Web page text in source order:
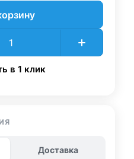
в 1 клик
Доставка